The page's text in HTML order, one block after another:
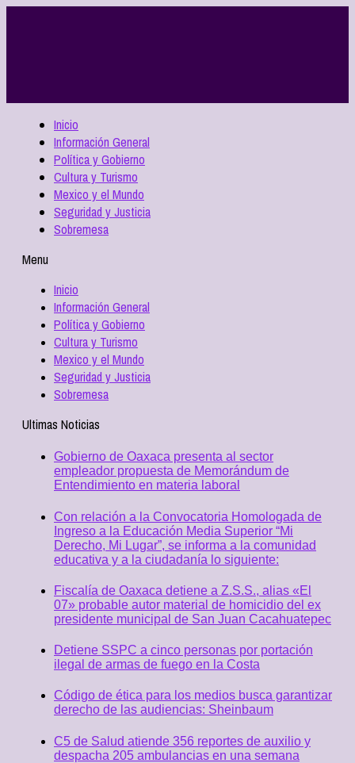
Inicio
Información General
Política y Gobierno
Cultura y Turismo
Mexico y el Mundo
Seguridad y Justicia
Sobremesa
Menu
Inicio
Información General
Política y Gobierno
Cultura y Turismo
Mexico y el Mundo
Seguridad y Justicia
Sobremesa
Ultimas Noticias
Gobierno de Oaxaca presenta al sector
empleador propuesta de Memorándum de
Entendimiento en materia laboral
Con relación a la Convocatoria Homologada de
Ingreso a la Educación Media Superior “Mi
Derecho, Mi Lugar”, se informa a la comunidad
educativa y a la ciudadanía lo siguiente:
Fiscalía de Oaxaca detiene a Z.S.S., alias «El
07» probable autor material de homicidio del ex
presidente municipal de San Juan Cacahuatepec
Detiene SSPC a cinco personas por portación
ilegal de armas de fuego en la Costa
Código de ética para los medios busca garantizar
derecho de las audiencias: Sheinbaum
C5 de Salud atiende 356 reportes de auxilio y
despacha 205 ambulancias en una semana